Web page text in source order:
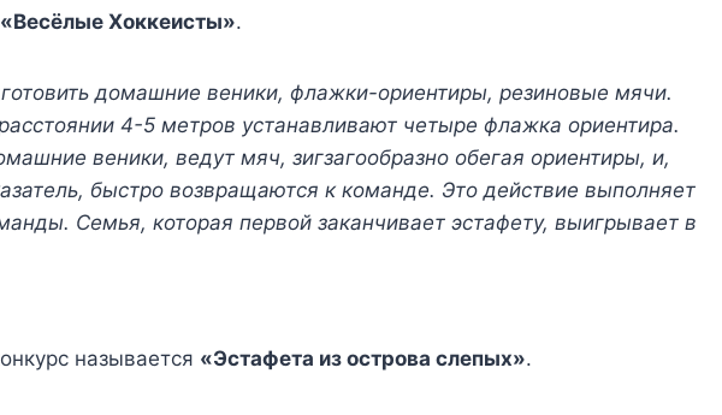
«Весёлые Хоккеисты».
домашние веники, флажки-ориентиры, резиновые мячи.
4-5 метров устанавливают четыре флажка ориентира.
веники, ведут мяч, зигзагообразно обегая ориентиры, и,
быстро возвращаются к команде. Это действие выполняет
Семья, которая первой заканчивает эстафету, выигрывает в
называется «Эстафета из острова слепых».